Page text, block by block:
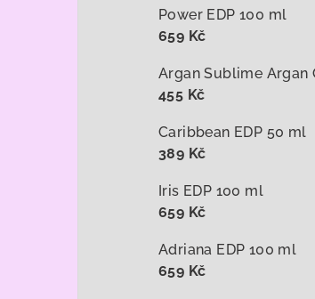
Power EDP 100 ml
659 Kč
455 Kč
Caribbean EDP 50 ml
389 Kč
Iris EDP 100 ml
659 Kč
Adriana EDP 100 ml
659 Kč